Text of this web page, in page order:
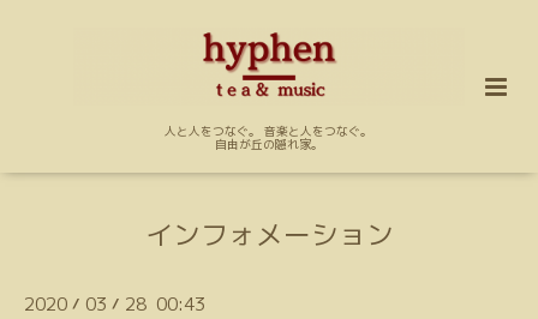
人と人をつなぐ。 音楽と人をつなぐ。
自由が丘の隠れ家。
インフォメーション
2020 / 03 / 28 00:43